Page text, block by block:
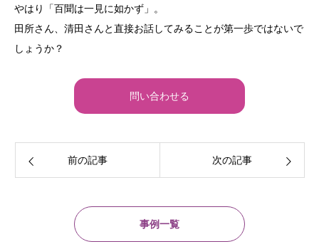
やはり「百聞は一見に如かず」。
田所さん、清田さんと直接お話してみることが第一歩ではないで
しょうか？
問い合わせる
前の記事 次の記事
事例一覧